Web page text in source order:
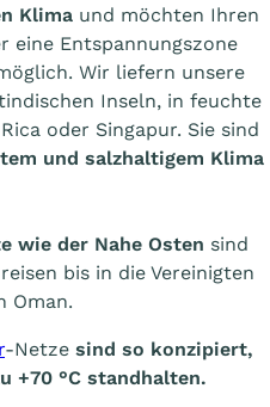
Klima und möchten Ihren
eine Entspannungszone
Wir liefern unsere
Inseln, in feuchte
oder Singapur. Sie sind
und salzhaltigem Klima
wie der Nahe Osten sind
bis in die Vereinigten
Oman.
-Netze sind so konzipiert,
+70 °C standhalten.